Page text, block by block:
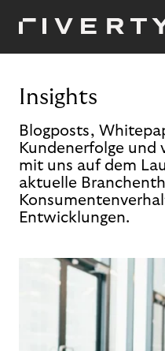
Insights
Blogposts,
Kundenerfolge und
mit uns auf dem
aktuelle
Entwicklungen.